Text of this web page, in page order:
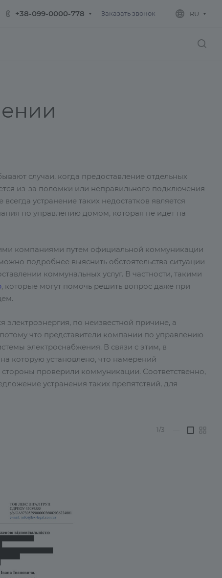
+38-099-0000-778 Заказать звонок RU
случаи, когда предоставление отдельных
из-за поломки или неправильного подключения
устранение таких недостатков является
по управлению домом, которая не идет на
компаниями путем официальной коммуникации
подробнее выяснить обстоятельства ситуации
коммунальных услуг. В частности, такими
, которые могут помочь решить вопрос даже при
электроэнергия, по неизвестной причине, а
что представители компании по управлению
электроснабжения. В связи с этим, в
которую установлено, что намерений
проверили коммуникации. Соответственно,
устранения таких препятствий, для
1/3